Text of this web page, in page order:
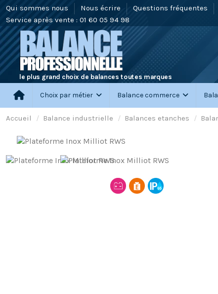
Qui sommes nous Nous écrire
Questions fréquentes
Service après vente : 01 60 05 94 98
le plus grand choix de balances toutes marques
Choix par métier Balance commerce
Accueil Balance industrielle Balances etanches